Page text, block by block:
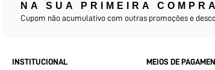
NA SUA PRIMEIRA COMPRA
Cupom não acumulativo com outras promoções e
INSTITUCIONAL
MEIOS DE